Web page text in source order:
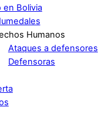
en Bolivia
Humanos
Ataques a defensores
Defensoras